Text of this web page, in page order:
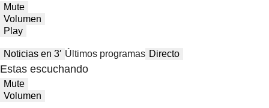
Mute
Volumen
Play
Noticias en 3′ Últimos programas Directo
Estas escuchando
Mute
Volumen